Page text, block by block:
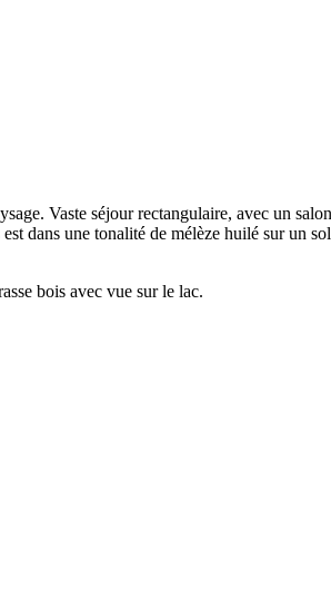
Vaste séjour rectangulaire, avec un
dans une tonalité de mélèze huilé sur un
bois avec vue sur le lac.